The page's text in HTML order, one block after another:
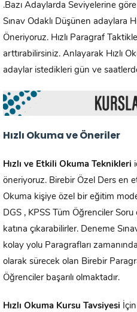
.Bazı Adaylarda Seviyelerine
Sınav Odaklı Düşünen adaylara
Öneriyoruz. Hızlı Paragraf
arttırabilirsiniz. Anlayarak Hızlı
adaylar istedikleri gün ve
Hızlı Okuma ve Öneriler
Hızlı ve Etkili Okuma Teknikleri
öneriyoruz. Birebir Özel Ders en
Okuma kişiye özel bir eğitim
DGS , KPSS Tüm Öğrenciler Soru
katına çıkarabilirler. Deneme
kolay yolu Paragrafları
olarak sürecek olan Birebir
Öğrenciler başarılı olmaktadır.
Hızlı Okuma Kursu Tavsiyesi